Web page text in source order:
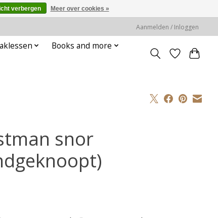
Aanmelden / Inloggen
Books and more
snor
verbergen Meer over cookies »